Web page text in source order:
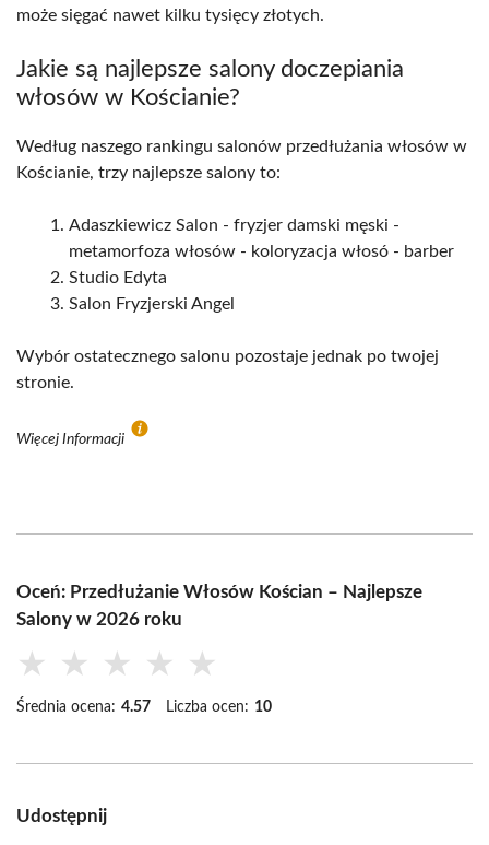
może sięgać nawet kilku tysięcy złotych.
Jakie są najlepsze salony doczepiania
włosów w Kościanie?
Według naszego rankingu salonów przedłużania włosów w
Kościanie, trzy najlepsze salony to:
Adaszkiewicz Salon - fryzjer damski męski -
metamorfoza włosów - koloryzacja włosó - barber
Studio Edyta
Salon Fryzjerski Angel
Wybór ostatecznego salonu pozostaje jednak po twojej
stronie.
Więcej Informacji
Oceń: Przedłużanie Włosów Kościan – Najlepsze
Salony w 2026 roku
★ ★ ★ ★ ★
Średnia ocena: 4.57 Liczba ocen: 10
Udostępnij